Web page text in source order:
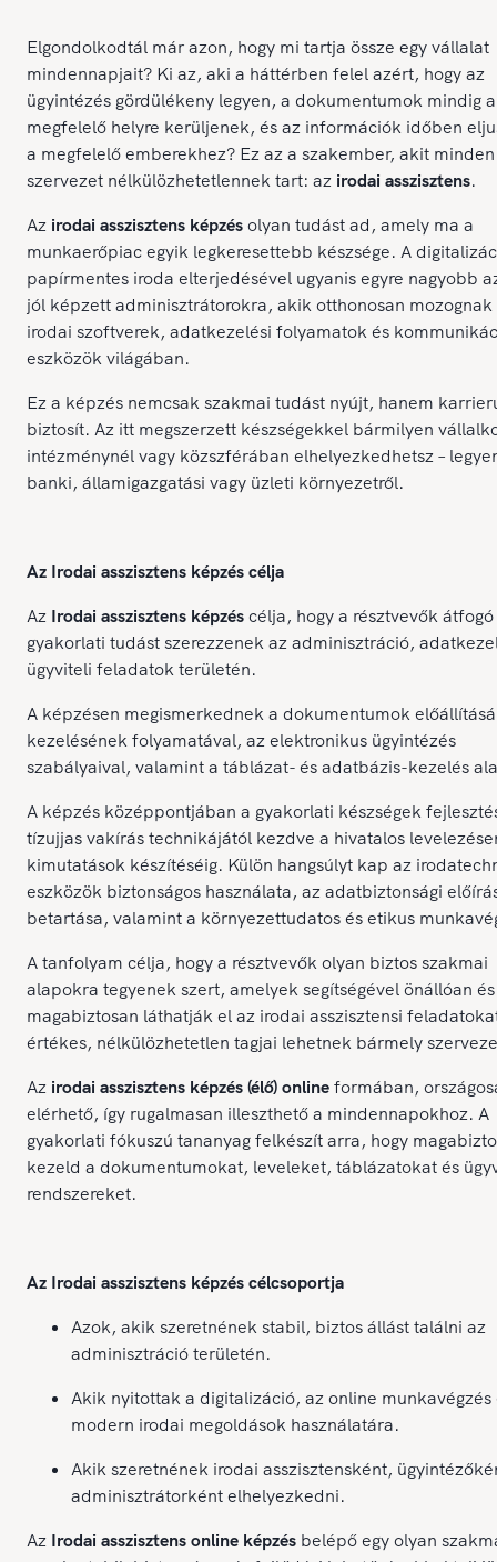
Elgondolkodtál már azon, hogy mi tartja össze egy vállalat
mindennapjait? Ki az, aki a háttérben felel azért, hogy az
ügyintézés gördülékeny legyen, a dokumentumok mindig a
megfelelő helyre kerüljenek, és az információk időben
a megfelelő emberekhez? Ez az a szakember, akit minden
szervezet nélkülözhetetlennek tart: az irodai asszisztens.
Az irodai asszisztens képzésolyan tudást ad, amely ma a
munkaerőpiac egyik legkeresettebb készsége. A
papírmentes iroda elterjedésével ugyanis egyre nagyobb
jól képzett adminisztrátorokra, akik otthonosan mozognak
irodai szoftverek, adatkezelési folyamatok és
eszközök világában.
Ez a képzés nemcsak szakmai tudást nyújt, hanem
biztosít. Az itt megszerzett készségekkel bármilyen
intézménynél vagy közszférában elhelyezkedhetsz –
banki, államigazgatási vagy üzleti környezetről.
Az Irodai asszisztens képzés célja
Az Irodai asszisztens képzéscélja, hogy a résztvevők átfogó
gyakorlati tudást szerezzenek az adminisztráció,
ügyviteli feladatok területén.
A képzésen megismerkednek a dokumentumok
kezelésének folyamatával, az elektronikus ügyintézés
szabályaival, valamint a táblázat- és adatbázis-kezelés
A képzés középpontjában a gyakorlati készségek
tízujjas vakírás technikájától kezdve a hivatalos
kimutatások készítéséig. Külön hangsúlyt kap az
eszközök biztonságos használata, az adatbiztonsági
betartása, valamint a környezettudatos és etikus
A tanfolyam célja, hogy a résztvevők olyan biztos szakmai
alapokra tegyenek szert, amelyek segítségével önállóan és
magabiztosan láthatják el az irodai asszisztensi
értékes, nélkülözhetetlen tagjai lehetnek bármely
Az irodai asszisztens képzés (élő) onlineformában,
elérhető, így rugalmasan illeszthető a mindennapokhoz. A
gyakorlati fókuszú tananyag felkészít arra, hogy
kezeld a dokumentumokat, leveleket, táblázatokat és
rendszereket.
Az Irodai asszisztens képzés célcsoportja
Azok, akik szeretnének stabil, biztos állást találni az
adminisztráció területén.
Akik nyitottak a digitalizáció, az online munkavégzés
modern irodai megoldások használatára.
Akik szeretnének irodai asszisztensként,
adminisztrátorként elhelyezkedni.
Az Irodai asszisztens online képzés belépő egy olyan